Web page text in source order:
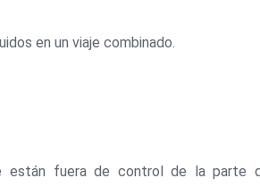
en un viaje combinado.
están fuera de control de la parte